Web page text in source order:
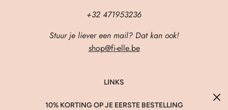
+32 471953236
Stuur je liever een mail? Dat kan ook!
shop@fi-elle.be
LINKS
About Us
10% KORTING OP JE EERSTE BESTELLING